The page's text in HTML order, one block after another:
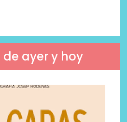
de ayer y hoy